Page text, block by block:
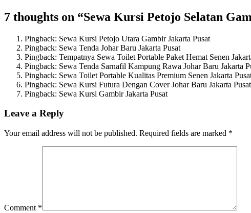
7 thoughts on “Sewa Kursi Petojo Selatan
Pingback: Sewa Kursi Petojo Utara Gambir Jakarta Pusat
Pingback: Sewa Tenda Johar Baru Jakarta Pusat
Pingback: Tempatnya Sewa Toilet Portable Paket Hemat Senen
Pingback: Sewa Tenda Sarnafil Kampung Rawa Johar Baru Jakarta
Pingback: Sewa Toilet Portable Kualitas Premium Senen Jakarta
Pingback: Sewa Kursi Futura Dengan Cover Johar Baru Jakarta Pusat
Pingback: Sewa Kursi Gambir Jakarta Pusat
Leave a Reply
Your email address will not be published. Required fields are marked *
Comment *